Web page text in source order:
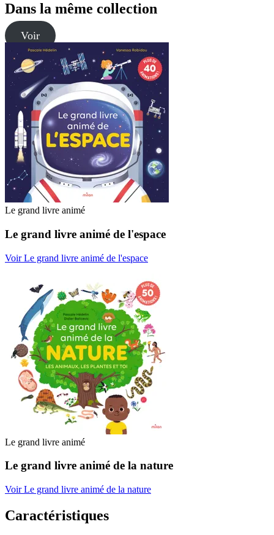
Dans la même collection
Voir
Le grand livre animé
Le grand livre animé de l'espace
Voir Le grand livre animé de l'espace
Le grand livre animé
Le grand livre animé de la nature
Voir Le grand livre animé de la nature
Caractéristiques